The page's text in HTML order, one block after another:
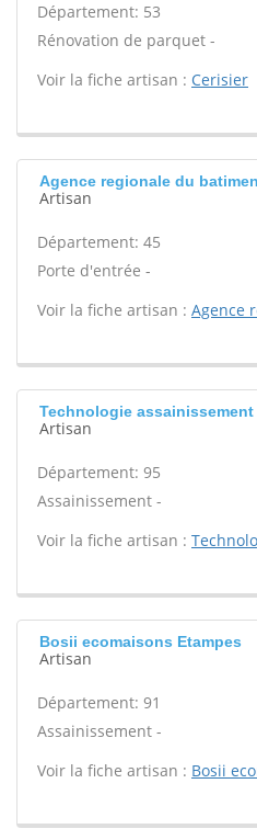
Département: 53
Rénovation de parquet -
Voir la fiche artisan : Cerisier
Agence regionale du
Artisan
Département: 45
Porte d'entrée -
Voir la fiche artisan : Agence
Technologie assainissement
Artisan
Département: 95
Assainissement -
Voir la fiche artisan :
Bosii ecomaisons Etampes
Artisan
Département: 91
Assainissement -
Voir la fiche artisan : Bosii